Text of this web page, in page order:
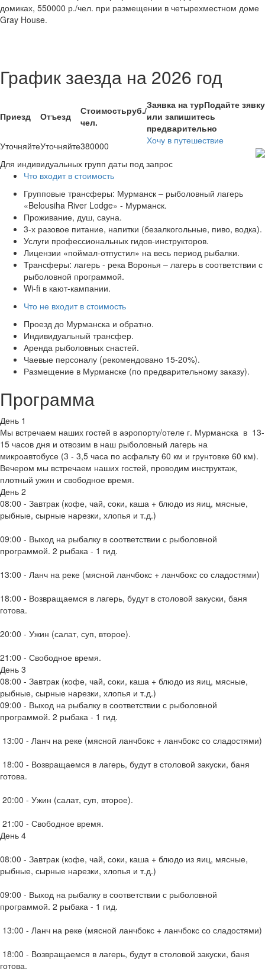
домиках, 550000 р./чел. при размещении в четырехместном доме
Gray House.
График заезда на 2026 год
Приезд Отъезд Стоимостьруб./
чел.
Заявка на турПодайте зявку
или запишитесь
предварительно
УточняйтеУточняйте380000
Хочу в путешествие
Для индивидуальных групп даты под запрос
Что входит в стоимость
Групповые трансферы: Мурманск – рыболовный лагерь
«Belousiha River Lodge» - Мурманск.
Проживание, душ, сауна.
3-х разовое питание, напитки (безалкогольные, пиво, водка).
Услуги профессиональных гидов-инструкторов.
Лицензии «поймал-отпустил» на весь период рыбалки.
Трансферы: лагерь - река Воронья – лагерь в соответствии с
рыболовной программой.
Wi-fi в кают-кампании.
Что не входит в стоимость
Проезд до Мурманска и обратно.
Индивидуальный трансфер.
Аренда рыболовных снастей.
Чаевые персоналу (рекомендовано 15-20%).
Размещение в Мурманске (по предварительному заказу).
Программа
День 1
Мы встречаем наших гостей в аэропорту/отеле г. Мурманска в 13-
15 часов дня и отвозим в наш рыболовный лагерь на
микроавтобусе (3 - 3,5 часа по асфальту 60 км и грунтовке 60 км).
Вечером мы встречаем наших гостей, проводим инструктаж,
плотный ужин и свободное время.
День 2
08:00 - Завтрак (кофе, чай, соки, каша + блюдо из яиц, мясные,
рыбные, сырные нарезки, хлопья и т.д.)
09:00 - Выход на рыбалку в соответствии с рыболовной
программой. 2 рыбака - 1 гид.
13:00 - Ланч на реке (мясной ланчбокс + ланчбокс со сладостями)
18:00 - Возвращаемся в лагерь, будут в столовой закуски, баня
готова.
20:00 - Ужин (салат, суп, второе).
21:00 - Свободное время.
День 3
08:00 - Завтрак (кофе, чай, соки, каша + блюдо из яиц, мясные,
рыбные, сырные нарезки, хлопья и т.д.)
09:00 - Выход на рыбалку в соответствии с рыболовной
программой. 2 рыбака - 1 гид.
13:00 - Ланч на реке (мясной ланчбокс + ланчбокс со сладостями)
18:00 - Возвращаемся в лагерь, будут в столовой закуски, баня
готова.
20:00 - Ужин (салат, суп, второе).
21:00 - Свободное время.
День 4
08:00 - Завтрак (кофе, чай, соки, каша + блюдо из яиц, мясные,
рыбные, сырные нарезки, хлопья и т.д.)
09:00 - Выход на рыбалку в соответствии с рыболовной
программой. 2 рыбака - 1 гид.
13:00 - Ланч на реке (мясной ланчбокс + ланчбокс со сладостями)
18:00 - Возвращаемся в лагерь, будут в столовой закуски, баня
готова.